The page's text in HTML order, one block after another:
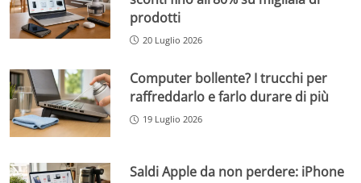
prodotti
20 Luglio 2026
Computer bollente? I trucchi per
raffreddarlo e farlo durare di più
19 Luglio 2026
Saldi Apple da non perdere: iPhone